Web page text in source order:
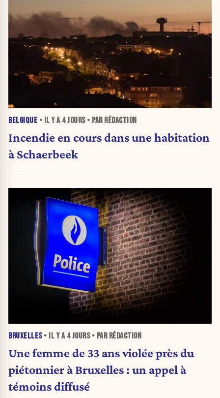
BELGIQUE • IL Y A 4 JOURS• PAR RÉDACTION
Incendie en cours dans une habitation
à Schaerbeek
BRUXELLES• IL Y A 4 JOURS• PAR RÉDACTION
Une femme de 33 ans violée près du
piétonnier à Bruxelles : un appel à
témoins diffusé